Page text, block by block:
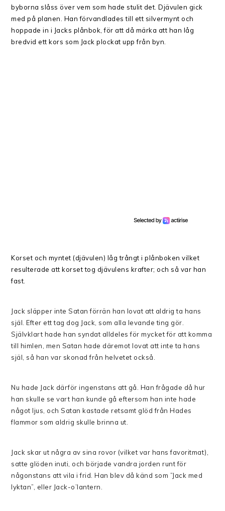
byborna slåss över vem som hade stulit det. Djävulen gick
med på planen. Han förvandlades till ett silvermynt och
hoppade in i Jacks plånbok, för att då märka att han låg
bredvid ett kors som Jack plockat upp från byn.
Korset och myntet (djävulen) låg trångt i plånboken vilket
resulterade att korset tog djävulens krafter; och så var han
fast.
Jack släpper inte Satan förrän han lovat att aldrig ta hans
själ. Efter ett tag dog Jack, som alla levande ting gör.
Självklart hade han syndat alldeles för mycket för att komma
till himlen, men Satan hade däremot lovat att inte ta hans
själ, så han var skonad från helvetet också.
Nu hade Jack därför ingenstans att gå. Han frågade då hur
han skulle se vart han kunde gå eftersom han inte hade
något ljus, och Satan kastade retsamt glöd från Hades
flammor som aldrig skulle brinna ut.
Jack skar ut några av sina rovor (vilket var hans favoritmat),
satte glöden inuti, och började vandra jorden runt för
någonstans att vila i frid. Han blev då känd som ”Jack med
lyktan”, eller Jack-o’lantern